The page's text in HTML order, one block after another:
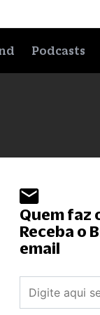
Podcasts
Quem faz
Receba o
email